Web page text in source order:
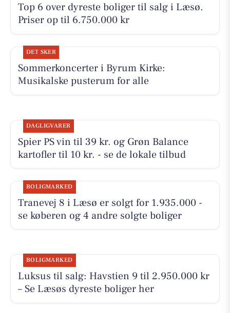
Top 6 over dyreste boliger til salg i Læsø.
Priser op til 6.750.000 kr
DET SKER
Sommerkoncerter i Byrum Kirke:
Musikalske pusterum for alle
DAGLIGVARER
Spier PS vin til 39 kr. og Grøn Balance
kartofler til 10 kr. - se de lokale tilbud
BOLIGMARKED
Tranevej 8 i Læsø er solgt for 1.935.000 -
se køberen og 4 andre solgte boliger
BOLIGMARKED
Luksus til salg: Havstien 9 til 2.950.000 kr
– Se Læsøs dyreste boliger her